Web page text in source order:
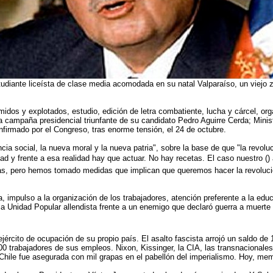
liceísta de clase media acomodada en su natal Valparaíso, un
y explotados, estudio, edición de letra combatiente, lucha y cárcel,
presidencial triunfante de su candidato Pedro Aguirre Cerda;
por el Congreso, tras enorme tensión, el 24 de octubre.
social, la nueva moral y la nueva patria", sobre la base de que "la
y frente a esa realidad hay que actuar. No hay recetas. El caso nuestro (
pero hemos tomado medidas que implican que queremos hacer la
a la organización de los trabajadores, atención preferente a la
Popular allendista frente a un enemigo que declaró guerra a
de ocupación de su propio país. El asalto fascista arrojó un saldo
trabajadores de sus empleos. Nixon, Kissinger, la CIA, las
fue asegurada con mil grapas en el pabellón del imperialismo. Hoy,